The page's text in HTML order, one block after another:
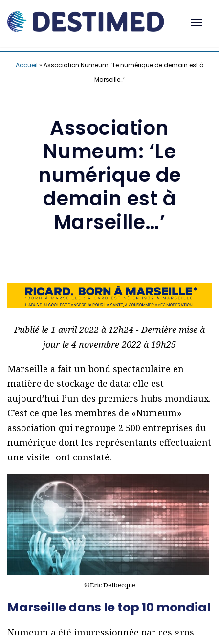
Accueil » Association Numeum: ‘Le numérique de demain est à
Marseille…’
Association
Numeum: ‘Le
numérique de
demain est à
Marseille…’
Publié le 1 avril 2022 à 12h24 - Dernière mise à
jour le 4 novembre 2022 à 19h25
Marseille a fait un bond spectaculaire en
matière de stockage de data: elle est
aujourd’hui l’un des premiers hubs mondiaux.
C’est ce que les membres de «Numeum» -
association qui regroupe 2 500 entreprises du
numérique dont les représentants effectuaient
une visite- ont constaté.
©Eric Delbecque
Marseille dans le top 10 mondial
Numeum a été impressionnée par ces gros